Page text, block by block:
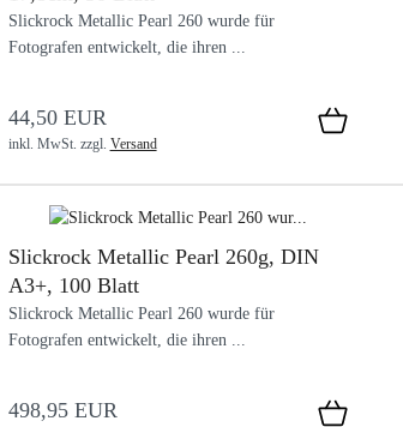
Slickrock Metallic Pearl 260 wurde für
Fotografen entwickelt, die ihren ...
44,50 EUR
inkl. MwSt. zzgl. Versand
Slickrock Metallic Pearl 260g, DIN
A3+, 100 Blatt
Slickrock Metallic Pearl 260 wurde für
Fotografen entwickelt, die ihren ...
498,95 EUR